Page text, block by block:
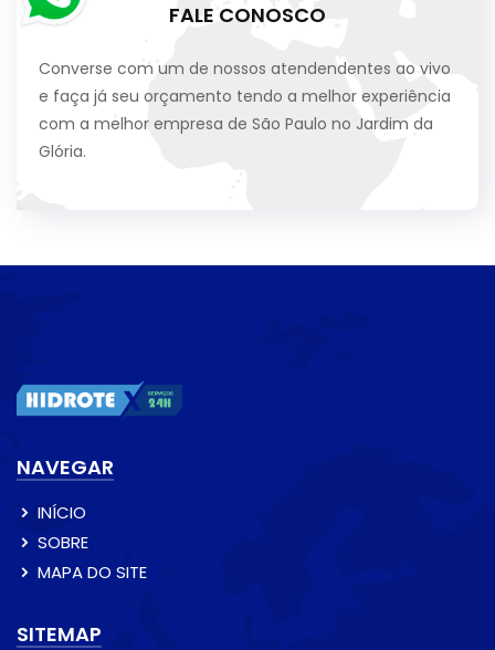
FALE CONOSCO
Converse com um de nossos atendendentes ao vivo
e faça já seu orçamento tendo a melhor experiência
com a melhor empresa de São Paulo no Jardim da
Glória.
NAVEGAR
INÍCIO
SOBRE
MAPA DO SITE
SITEMAP